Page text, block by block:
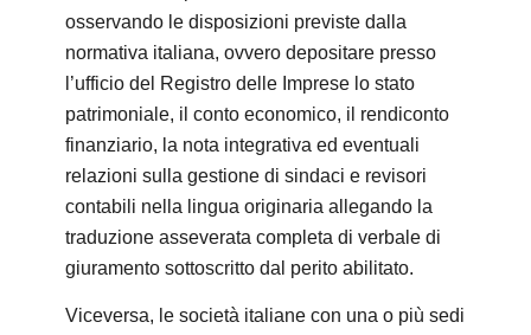
osservando le disposizioni previste dalla
normativa italiana, ovvero depositare presso
l’ufficio del Registro delle Imprese lo stato
patrimoniale, il conto economico, il rendiconto
finanziario, la nota integrativa ed eventuali
relazioni sulla gestione di sindaci e revisori
contabili nella lingua originaria allegando la
traduzione asseverata completa di verbale di
giuramento sottoscritto dal perito abilitato.
Viceversa, le società italiane con una o più sedi